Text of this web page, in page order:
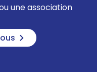
une association